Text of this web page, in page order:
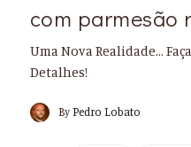
com parmesão
Uma Nova Realidade...
Detalhes!
By Pedro Lobato